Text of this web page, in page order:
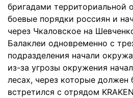
бригадами территориальной
боевые порядки россиян и
через Чкаловское на
Балаклеи одновременно с
подразделения начали
из-за угрозы окружения
лесах, через которые должен
встретился с отрядом